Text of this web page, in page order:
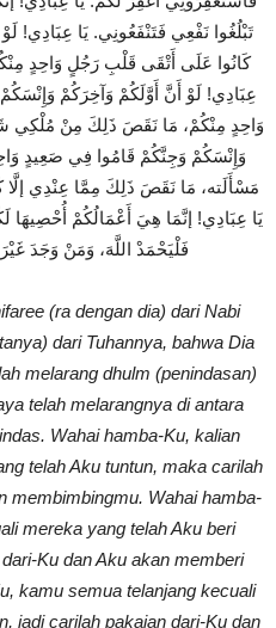
تَبْلُغُوا نَفْعِي فَتَنْفَعُونِي. يَا عِبَادِي!
كَانُوا عَلَى أَتْقَى قَلْبِ رَجُلٍ وَاحِدٍ
عِبَادِي! لَوْ أَنَّ أَوَّلَكُمْ وَآخِرَكُمْ
وَاحِدٍ مِنْكُمْ، مَا نَقَصَ ذَلِكَ مِنْ مُلْكِي
وَإِنْسَكُمْ وَجِنَّكُمْ قَامُوا فِي صَعِيدٍ
مَسْأَلَته، مَا نَقَصَ ذَلِكَ مِمَّا عِنْدِي إلَّا
يَا عِبَادِي! إنَّمَا هِيَ أَعْمَالُكُمْ أُحْصِيهَا
فَلْيَحْمَدْ اللَّهَ، وَمَنْ وَجَدَ
(ra dengan dia) dari Nabi
dari Tuhannya, bahwa Dia
melarang dhulm (penindasan)
telah melarangnya di antara
Wahai hamba-Ku, kalian
telah Aku tuntun, maka carilah
membimbingmu. Wahai hamba-
mereka yang telah Aku beri
Ku dan Aku akan memberi
kamu semua telanjang kecuali
jadi carilah pakaian dari-Ku dan